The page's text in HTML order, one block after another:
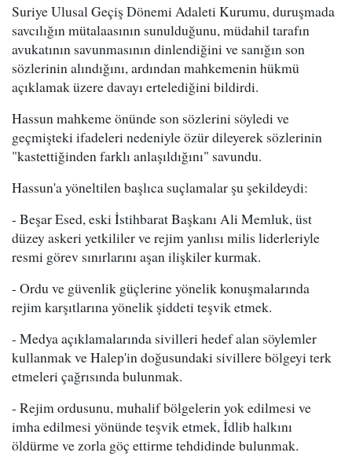
Suriye Ulusal Geçiş Dönemi Adaleti Kurumu, duruşmada
savcılığın mütalaasının sunulduğunu, müdahil tarafın
avukatının savunmasının dinlendiğini ve sanığın son
sözlerinin alındığını, ardından mahkemenin hükmü
açıklamak üzere davayı ertelediğini bildirdi.
Hassun mahkeme önünde son sözlerini söyledi ve
geçmişteki ifadeleri nedeniyle özür dileyerek sözlerinin
"kastettiğinden farklı anlaşıldığını" savundu.
Hassun'a yöneltilen başlıca suçlamalar şu şekildeydi:
- Beşar Esed, eski İstihbarat Başkanı Ali Memluk, üst
düzey askeri yetkililer ve rejim yanlısı milis liderleriyle
resmi görev sınırlarını aşan ilişkiler kurmak.
- Ordu ve güvenlik güçlerine yönelik konuşmalarında
rejim karşıtlarına yönelik şiddeti teşvik etmek.
- Medya açıklamalarında sivilleri hedef alan söylemler
kullanmak ve Halep'in doğusundaki sivillere bölgeyi terk
etmeleri çağrısında bulunmak.
- Rejim ordusunu, muhalif bölgelerin yok edilmesi ve
imha edilmesi yönünde teşvik etmek, İdlib halkını
öldürme ve zorla göç ettirme tehdidinde bulunmak.